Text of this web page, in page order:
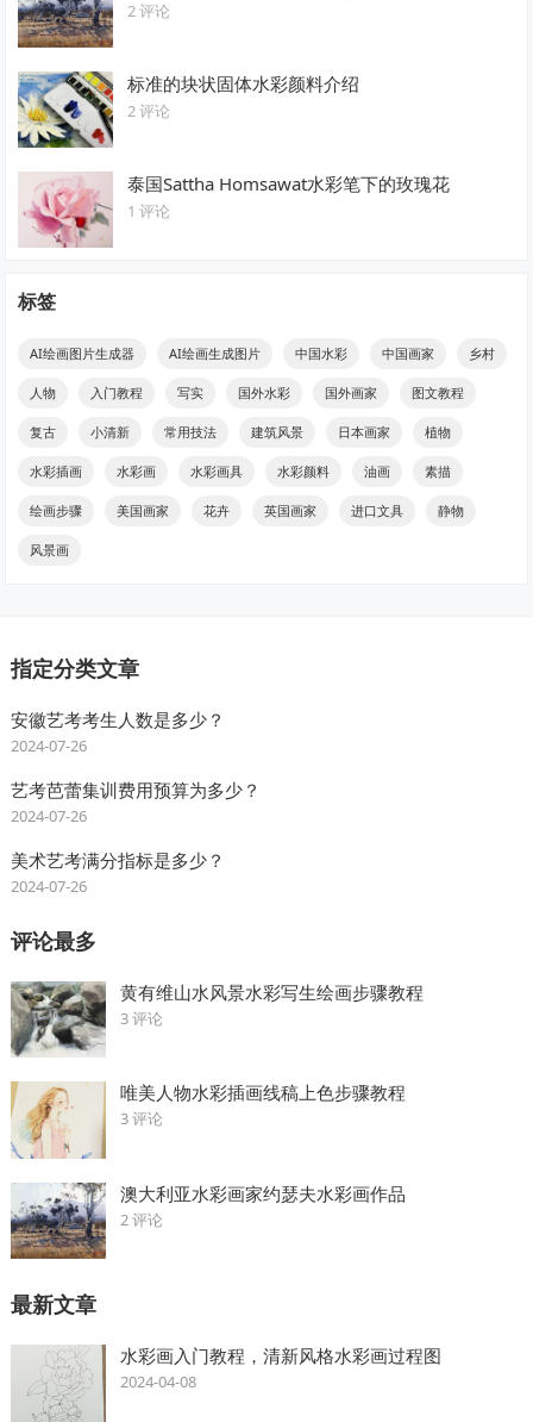
2 评论
标准的块状固体水彩颜料介绍
2 评论
泰国Sattha Homsawat水彩笔下的玫瑰花
1 评论
标签
AI绘画图片生成器 AI绘画生成图片 中国水彩 中国画家 乡村
人物 入门教程 写实 国外水彩 国外画家 图文教程
复古 小清新 常用技法 建筑风景 日本画家 植物
水彩插画 水彩画 水彩画具 水彩颜料 油画 素描
绘画步骤 美国画家 花卉 英国画家 进口文具 静物
风景画
指定分类文章
安徽艺考考生人数是多少？
2024-07-26
艺考芭蕾集训费用预算为多少？
2024-07-26
美术艺考满分指标是多少？
2024-07-26
评论最多
黄有维山水风景水彩写生绘画步骤教程
3 评论
唯美人物水彩插画线稿上色步骤教程
3 评论
澳大利亚水彩画家约瑟夫水彩画作品
2 评论
最新文章
水彩画入门教程，清新风格水彩画过程图
2024-04-08